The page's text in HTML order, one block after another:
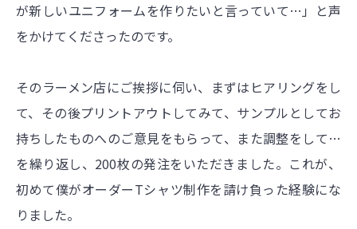
が新しいユニフォームを作りたいと言っていて…」と声
をかけてくださったのです。
そのラーメン店にご挨拶に伺い、まずはヒアリングをし
て、その後プリントアウトしてみて、サンプルとしてお
持ちしたものへのご意見をもらって、また調整をして…
を繰り返し、200枚の発注をいただきました。これが、
初めて僕がオーダーTシャツ制作を請け負った経験にな
りました。